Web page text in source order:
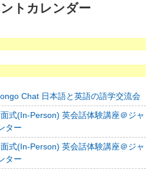
トカレンダー
Chat 日本語と英語の語学交流会
式(In-Person) 英会話体験講座＠ジャ
ター
式(In-Person) 英会話体験講座＠ジャ
ター